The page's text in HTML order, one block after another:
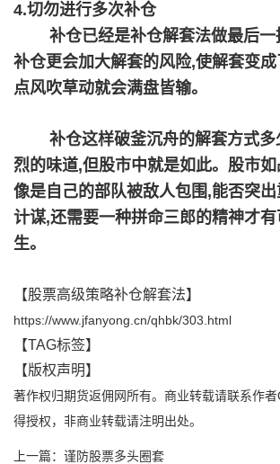
4.切勿进行多次补仓
补仓已经是补仓解套法做最后一
补仓更会加大解套的风险,使解套变
点风吹草动就会满盘皆输。
补仓这样破釜沉舟的解套方式多
烈的味道,但股市中就是如此。股市
像是自己的部队被敌人包围,能否突
计谋,还需要一种拼命三郎的精神才
生。
【股票高级策略补仓解套法】
https://www.jfanyong.cn/qhbk/303.html
【TAG标签】
【版权声明】
著作权归期货返佣网所有。商业转载请联系作
得授权，非商业转载请注明出处。
上一篇：谨防股票多头圈套